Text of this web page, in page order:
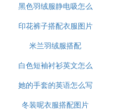
黑色羽绒服静电吸怎么
办
印花裤子搭配衣服图片
米兰羽绒服搭配
白色短袖衬衫英文怎么
说
她的手套的英语怎么写
冬装呢衣服搭配图片